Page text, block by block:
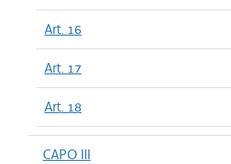
Art. 16
Art. 17
Art. 18
CAPO III